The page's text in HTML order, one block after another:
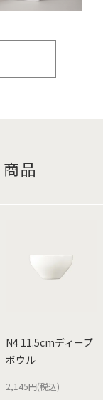
品
N4 11.5cmディープ
ボウル
2,145円(税込)